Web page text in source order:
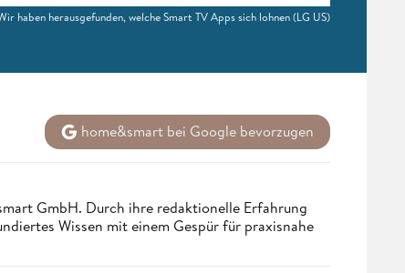
haben herausgefunden, welche Smart TV Apps sich lohnen(LG US)
home&smart bei Google bevorzugen
GmbH. Durch ihre redaktionelle Erfahrung
Wissen mit einem Gespür für praxisnahe